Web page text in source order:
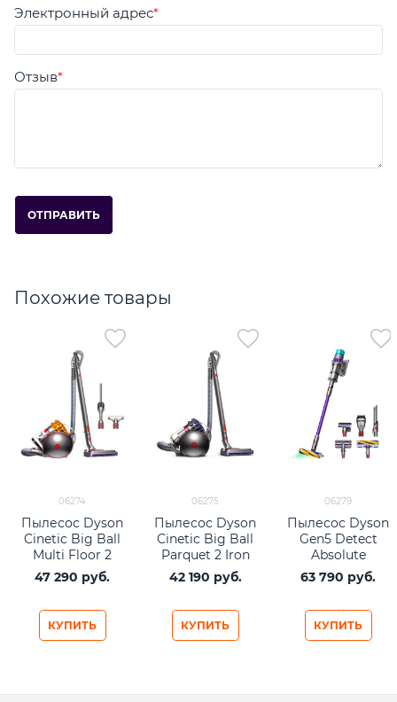
Электронный адрес
Отзыв
Похожие товары
06274
Пылесос Dyson
Cinetic Big Ball
Multi Floor 2
CY26 EU Iron
Yellow
47 290 руб.
КУПИТЬ
06275
Пылесос Dyson
Cinetic Big Ball
Parquet 2 Iron
Purple
42 190 руб.
КУПИТЬ
06279
Пылесос Dyson
Gen5 Detect
Absolute
Iron/Purple, 5
насадок
63 790 руб.
КУПИТЬ